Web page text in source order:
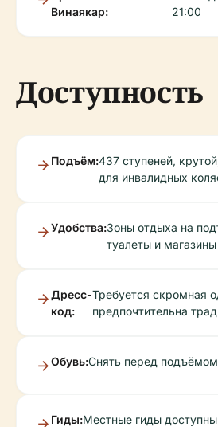
Винаякар:
21:00
Доступность
Подъём:437 ступеней,
для инвалидных
Удобства:Зоны отдыха на
туалеты и
Дресс-
код:
Требуется скромная
предпочтительна
Обувь:Снять перед
Гиды:Местные гиды